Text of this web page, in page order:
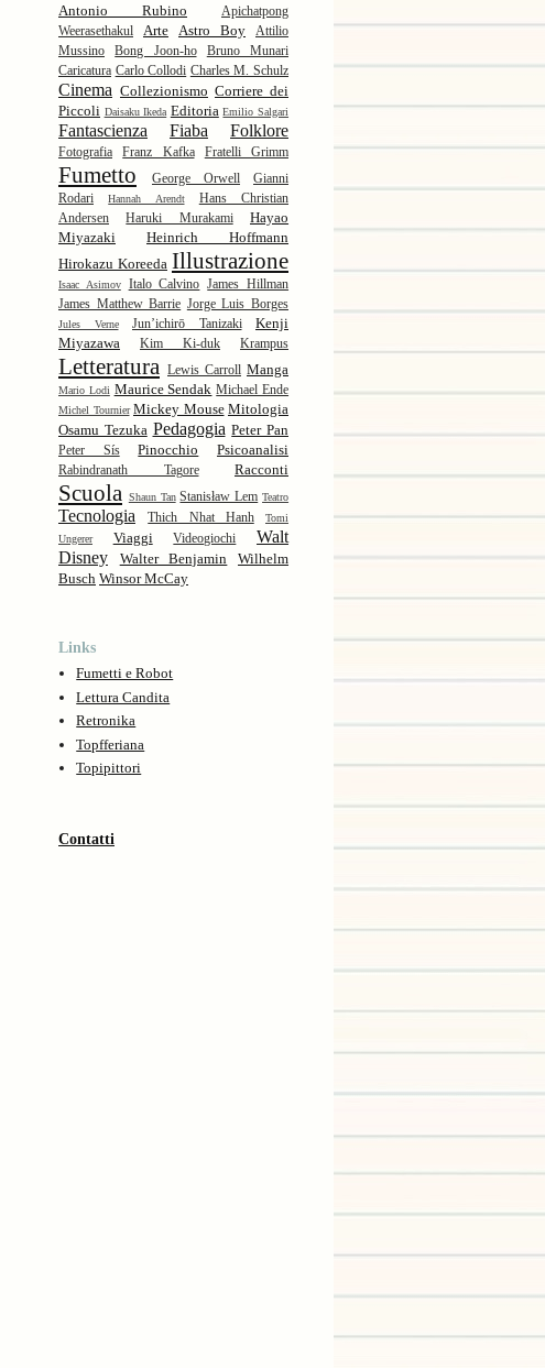
Antonio Rubino
Apichatpong
Weerasethakul
Arte Astro Boy
Attilio
Mussino
Bong Joon-ho
Bruno Munari
Caricatura Carlo Collodi Charles M. Schulz
Cinema Collezionismo Corriere dei
Piccoli Daisaku Ikeda Editoria Emilio Salgari
Fantascienza Fiaba Folklore
Fotografia Franz Kafka Fratelli Grimm
Fumetto George Orwell
Gianni
Rodari
Hannah Arendt
Hans Christian
Andersen
Haruki Murakami
Hayao
Miyazaki
Heinrich Hoffmann
Hirokazu Koreeda Illustrazione
Isaac Asimov Italo Calvino James Hillman
James Matthew Barrie Jorge Luis Borges
Jules Verne Jun’ichirō Tanizaki
Kenji
Miyazawa
Kim Ki-duk Krampus
Letteratura Lewis Carroll Manga
Mario Lodi Maurice Sendak Michael Ende
Michel Tournier Mickey Mouse Mitologia
Osamu Tezuka Pedagogia Peter Pan
Peter Sís Pinocchio Psicoanalisi
Rabindranath Tagore Racconti
Scuola Shaun Tan Stanisław Lem Teatro
Tecnologia Thich Nhat Hanh
Tomi
Ungerer
Viaggi Videogiochi
Walt
Disney
Walter Benjamin
Wilhelm
Busch Winsor McCay
Links
Fumetti e Robot
Lettura Candita
Retronika
Topfferiana
Topipittori
Contatti